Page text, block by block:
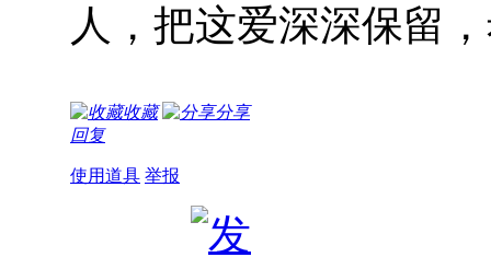
人，把这爱深深保留
收藏
分享
回复
使用道具 举报